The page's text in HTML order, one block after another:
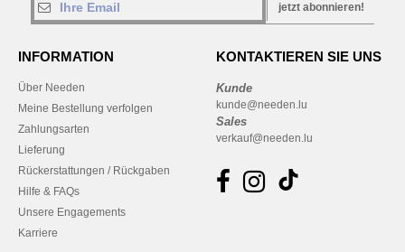
jetzt abonnieren!
INFORMATION
Über Needen
Meine Bestellung verfolgen
Zahlungsarten
Lieferung
Rückerstattungen / Rückgaben
Hilfe & FAQs
Unsere Engagements
Karriere
KONTAKTIEREN SIE UNS
Kunde
kunde@needen.lu
Sales
verkauf@needen.lu